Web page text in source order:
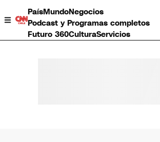
PaísMundoNegocios
Podcast y Programas completos
Futuro 360CulturaServicios